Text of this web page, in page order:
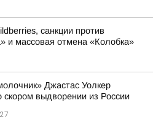
санкции против
и массовая отмена «Колобка»
Джастас Уолкер
скором выдворении из России